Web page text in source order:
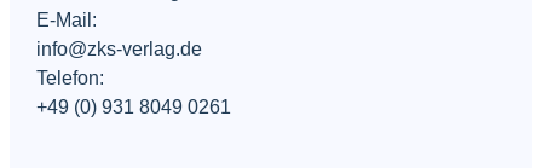
E-Mail:
info@zks-verlag.de
Telefon:
+49 (0) 931 8049 0261